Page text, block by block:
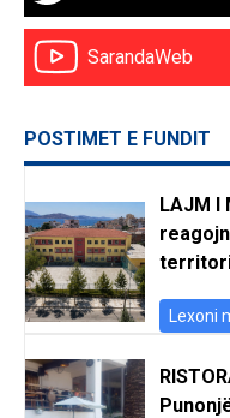
SarandaWeb
POSTIMET E FUNDIT
LAJM I
Lexoni